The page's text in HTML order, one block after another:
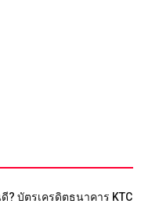
? บัตรเครดิตธนาคาร KTC